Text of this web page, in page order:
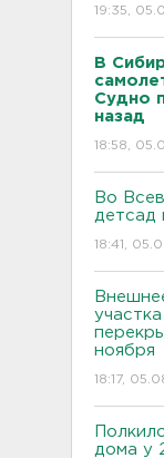
19:35,
В
Судно
назад
18:58,
Во
детсад
18:41,
ноября
18:17,
дома у